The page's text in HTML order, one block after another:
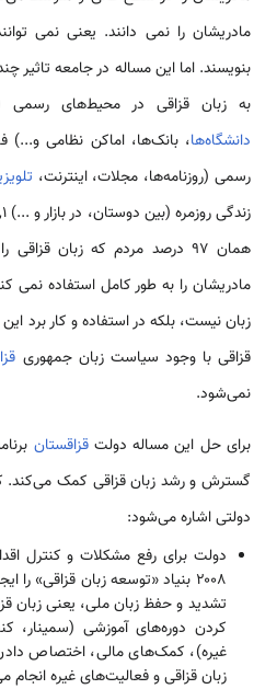
مادریشان را نمی دانند. یعنی نمی
بنویسند. اما این مساله در جامعه تاثیر
به زبان قزاقی در محیط‌های رسمی
دانشگاه‌ها
رسمی (روزنامه‌ها، مجلات، اینترنت،
همان ۹۷ درصد مردم که زبان
مادریشان را به طور کامل استفاده نمی
زبان نیست، بلکه در استفاده و کار برد
قزاقی با وجود سیاست زبان جمهوری
نمی‌شود.
برای حل این مساله دولتقزاقستان
گسترش و رشد زبان قزاقی کمک می‌کند.
دولتی اشاره می‌شود:
دولت برای رفع مشکلات و کنترل
۲۰۰۸ بنیاد «توسعه زبان قزاقی»
تشدید و حفظ زبان ملی، یعنی زبان
کردن دوره‌های آموزشی (سمینار،
غیره)، کمک‌های مالی، اختصاص
زبان قزاقی و فعالیت‌های غیره انجام